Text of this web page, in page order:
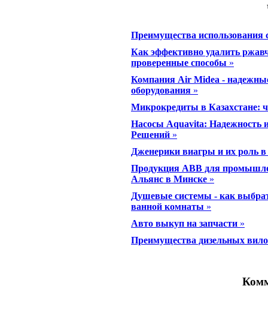
Преимущества использования
Как эффективно удалить
проверенные способы »
Компания Air Midea -
оборудования »
Микрокредиты в Казахстане:
Насосы Aquavita:
Решений »
Дженерики виагры и их роль в
Продукция ABB для
Альянс в Минске »
Душевые системы - как
ванной комнаты »
Авто выкуп на запчасти »
Преимущества дизельных